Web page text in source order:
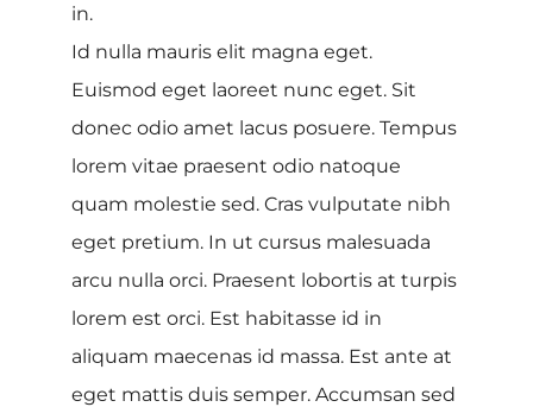
in.
Id nulla mauris elit magna eget.
Euismod eget laoreet nunc eget. Sit
donec odio amet lacus posuere. Tempus
lorem vitae praesent odio natoque
quam molestie sed. Cras vulputate nibh
eget pretium. In ut cursus malesuada
arcu nulla orci. Praesent lobortis at turpis
lorem est orci. Est habitasse id in
aliquam maecenas id massa. Est ante at
eget mattis duis semper. Accumsan sed